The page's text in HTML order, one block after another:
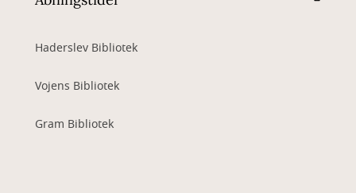
Haderslev Bibliotek
Vojens Bibliotek
Gram Bibliotek